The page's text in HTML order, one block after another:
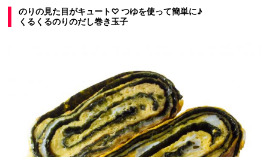
のりの見た目がキュート♡ つゆを使って簡単に♪
くるくるのりのだし巻き玉子